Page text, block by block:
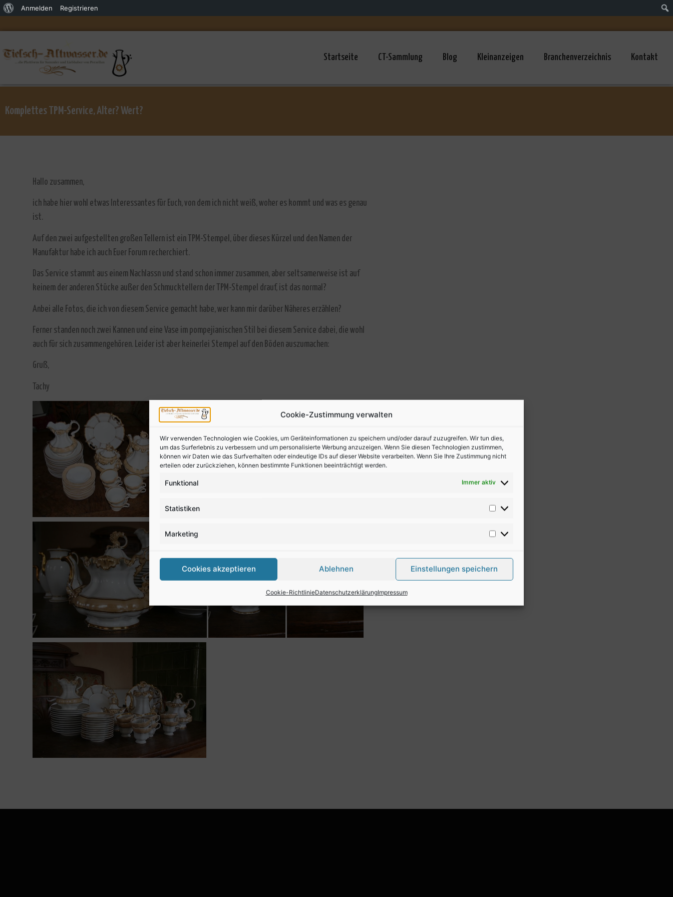
Cookie-Zustimmung verwalten
Wir verwenden Technologien wie Cookies, um Geräteinformationen zu speichern und/oder darauf zuzugreifen. Wir tun dies,
um das Surferlebnis zu verbessern und um personalisierte Werbung anzuzeigen. Wenn Sie diesen Technologien zustimmen,
können wir Daten wie das Surfverhalten oder eindeutige IDs auf dieser Website verarbeiten. Wenn Sie Ihre Zustimmung nicht
erteilen oder zurückziehen, können bestimmte Funktionen beeinträchtigt werden.
Funktional Immer aktiv
Statistiken
Marketing
Cookies akzeptieren Ablehnen Einstellungen speichern
Cookie-RichtlinieDatenschutzerklärungImpressum
Anmelden Registrieren
Startseite CT-Sammlung Blog Kleinanzeigen Branchenverzeichnis Kontakt
Komplettes TPM-Service, Alter? Wert?
Hallo zusammen,
ich habe hier wohl etwas Interessantes für Euch, von dem ich nicht weiß, woher es kommt und was es genau
ist.
Auf den zwei aufgestellten großen Tellern ist ein TPM-Stempel, über dieses Kürzel und den Namen der
Manufaktur habe ich auch Euer Forum recherchiert.
Das Service stammt aus einem Nachlassn und stand schon immer zusammen, aber seltsamerweise ist auf
keinem der anderen Stücke außer den Schmucktellern der TPM-Stempel drauf, ist das normal?
Anbei alle Fotos, die ich von diesem Service gemacht habe, wer kann mir darüber Näheres erzählen?
Ferner standen noch zwei Kannen und eine Vase im pompejianischen Stil bei diesem Service dabei, die wohl
auch für sich zusammengehören. Leider ist aber keinerlei Stempel auf den Böden auszumachen:
Gruß,
Tachy